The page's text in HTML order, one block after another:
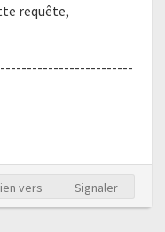
requête,
vers Signaler